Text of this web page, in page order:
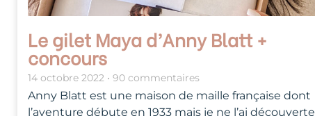
Le gilet Maya d’Anny Blatt +
concours
14 octobre 2022 90 commentaires
Anny Blatt est une maison de maille française dont
l’aventure débute en 1933 mais je ne l’ai découverte